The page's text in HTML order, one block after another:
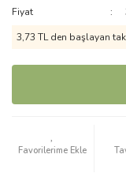
Fiyat
3,73 TL den başlayan